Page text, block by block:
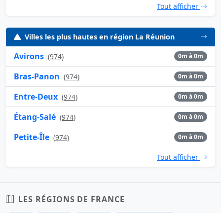
Tout afficher
Villes les plus hautes en région La Réunion
Avirons (974) 0m à 0m
Bras-Panon (974) 0m à 0m
Entre-Deux (974) 0m à 0m
Étang-Salé (974) 0m à 0m
Petite-Île (974) 0m à 0m
Tout afficher
LES RÉGIONS DE FRANCE